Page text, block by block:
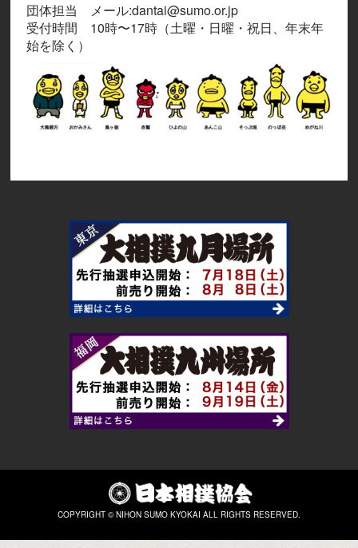
団体担当 メール:dantai@sumo.or.jp
受付時間 10時〜17時（土曜・日曜・祝日、年末年
始を除く）
COPYRIGHT © NIHON SUMO KYOKAI ALL RIGHTS RESERVED.